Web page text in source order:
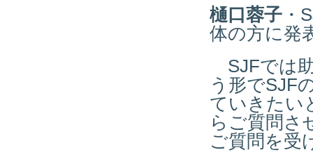
樋口蓉子 ・
体の方に発
SJFでは
う形でSJF
ていきたい
らご質問さ
ご質問を受